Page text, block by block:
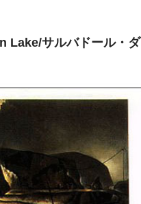
Lake/サルバドール・